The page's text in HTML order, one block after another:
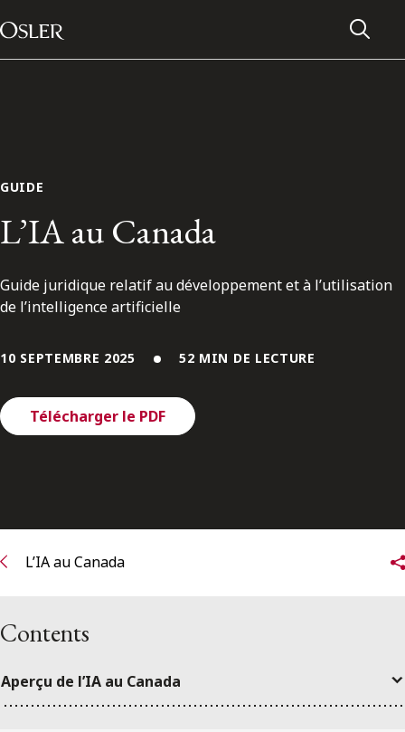
Passer au contenu
Main Navigation
ENGLISH
GUIDE
L’IA au Canada
Guide juridique relatif au développement et à l’utilisation
de l’intelligence artificielle
10 SEPTEMBRE 2025 52 MIN DE LECTURE
Télécharger le PDF
L’IA au Canada
Contents
Aperçu de l’IA au Canada